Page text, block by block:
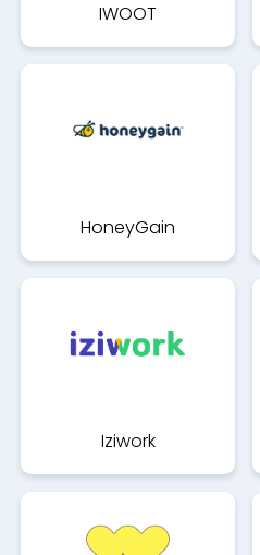
IWOOT
HoneyGain
Iziwork